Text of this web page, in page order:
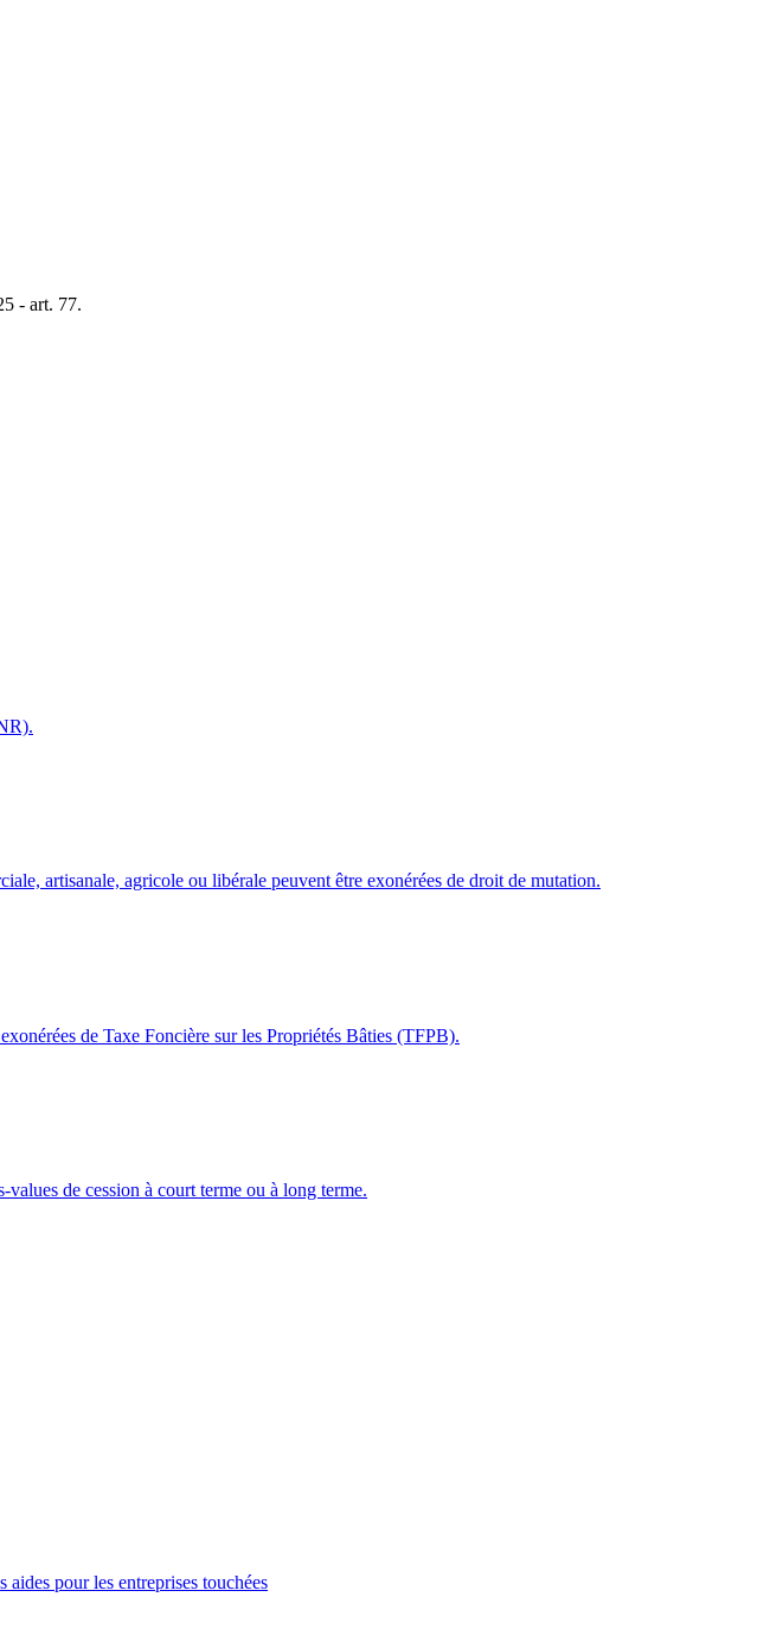
- art. 77.
artisanale, agricole ou libérale peuvent être exonérées de droit de mutation.
de Taxe Foncière sur les Propriétés Bâties (TFPB).
de cession à court terme ou à long terme.
pour les entreprises touchées